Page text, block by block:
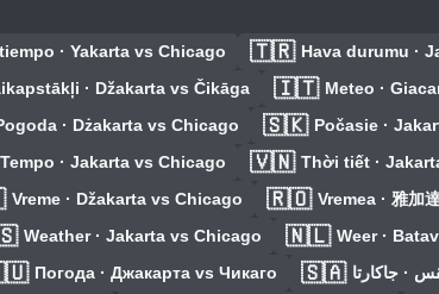
· Yakarta vs Chicago 🇹🇷 Hava durumu ·
· Džakarta vs Čikāga 🇮🇹 Meteo ·
· Dżakarta vs Chicago 🇸🇰 Počasie ·
Tempo · Jakarta vs Chicago 🇻🇳 Thời tiết ·
Vreme · Džakarta vs Chicago 🇷🇴 Vremea · 雅加
Weather · Jakarta vs Chicago 🇳🇱 Weer ·
Погода · Джакарта vs Чикаго 🇸🇦